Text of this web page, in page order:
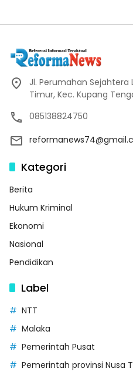
Jl. Perumahan Sejahtera
Timur, Kec. Kupang
085138824750
Kategori
Berita
Hukum Kriminal
Ekonomi
Nasional
Pendidikan
Label
NTT
Malaka
Pemerintah Pusat
Pemerintah provinsi Nusa